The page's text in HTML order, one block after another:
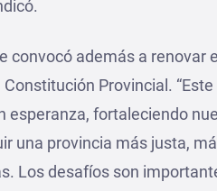
convocó además a renovar
Provincial.
esperanza, fortaleciendo
una provincia más justa,
Los desafíos son